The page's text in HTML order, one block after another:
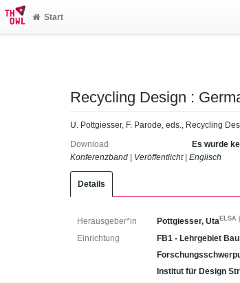
Start
Recycling Design :
U. Pottgiesser, F. Parode, eds., Recycling
Download
Es wurde
Konferenzband
Veröffentlicht| Englisch
Details
Herausgeber*in Pottgiesser, UtaELSA
Einrichtung
FB1 - Lehrgebiet
Institut für Design